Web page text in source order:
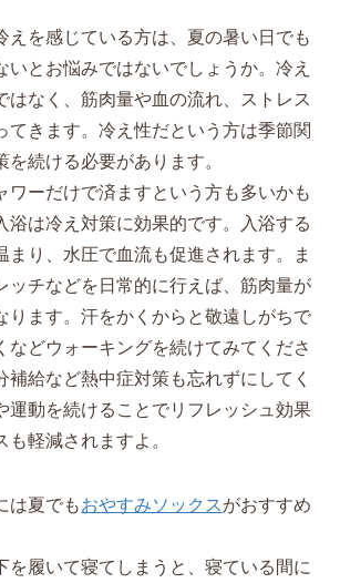
えを感じている方は、夏の暑い日でも
いとお悩みではないでしょうか。冷え
はなく、筋肉量や血の流れ、ストレス
てきます。冷え性だという方は季節関
続ける必要があります。
ワーだけで済ますという方も多いかも
浴は冷え対策に効果的です。入浴する
まり、水圧で血流も促進されます。ま
ッチなどを日常的に行えば、筋肉量が
ります。汗をかくからと敬遠しがちで
などウォーキングを続けてみてくださ
補給など熱中症対策も忘れずにしてく
運動を続けることでリフレッシュ効果
軽減されますよ。
は夏でもおやすみソックスがおすすめ
を履いて寝てしまうと、寝ている間に